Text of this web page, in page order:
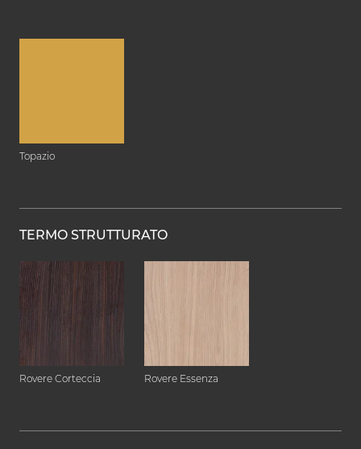
Topazio
TERMO STRUTTURATO
Rovere Corteccia Rovere Essenza